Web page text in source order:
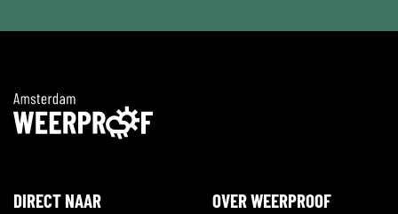
DIRECT NAAR OVER WEERPROOF